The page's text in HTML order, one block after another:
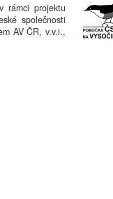
rámci projektu
společnosti
AV ČR, v.v.i.,